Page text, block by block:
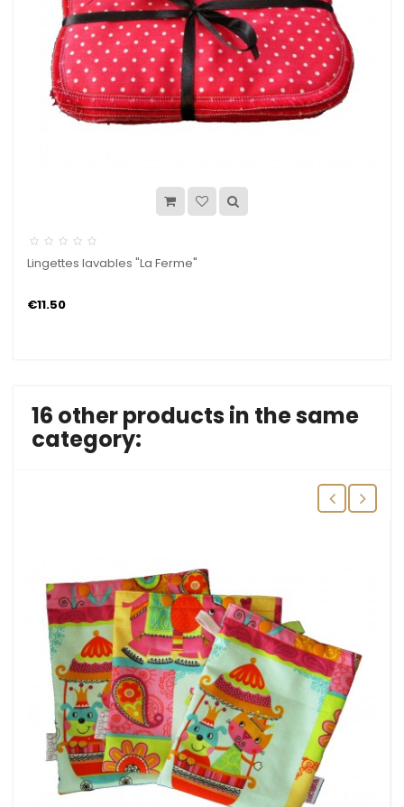
Lingettes lavables "La Ferme"
€11.50
16 other products in the same
category: